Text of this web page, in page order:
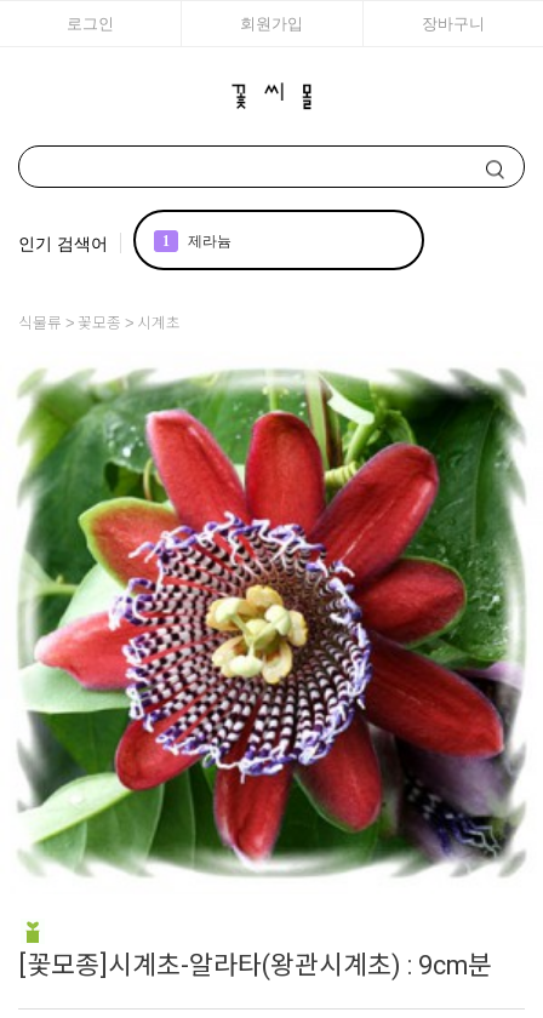
로그인 회원가입 장바구니
인기 검색어 1 제라늄
4 리갈
5 꽃씨
6 매발톱
7 접시꽃
8 시계초
9 플록스
10 백합
식물류 꽃모종 시계초
[꽃모종]시계초-알라타(왕관시계초) : 9cm분